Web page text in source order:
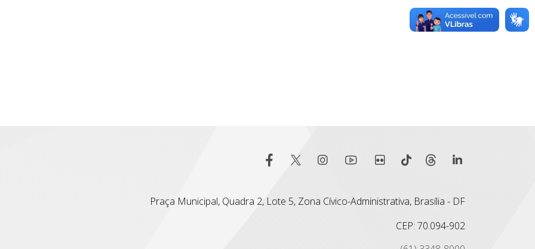
Praça Municipal, Quadra 2, Lote 5, Zona Cívico-Administrativa, Brasília - DF
CEP: 70.094-902